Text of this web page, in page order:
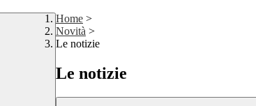
Home >
Novità >
Le notizie
Le notizie